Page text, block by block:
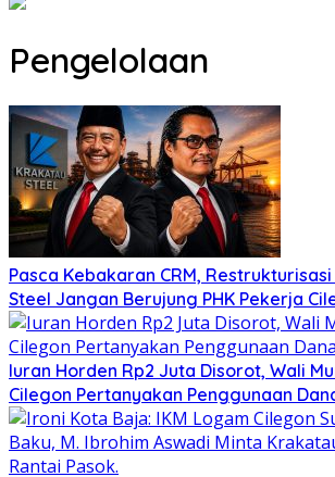
Pengelolaan
Pasca Kebakaran CRM,
Steel Jangan Berujung PHK Pekerja
Iuran Horden Rp2 Juta Disorot, Wali
Cilegon Pertanyakan Penggunaan